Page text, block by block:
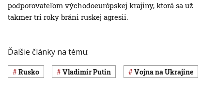
podporovateľom východoeurópskej krajiny, ktorá sa už
takmer tri roky bráni ruskej agresii.
Ďalšie články na tému:
Rusko Vladimir Putin vojna na Ukrajine